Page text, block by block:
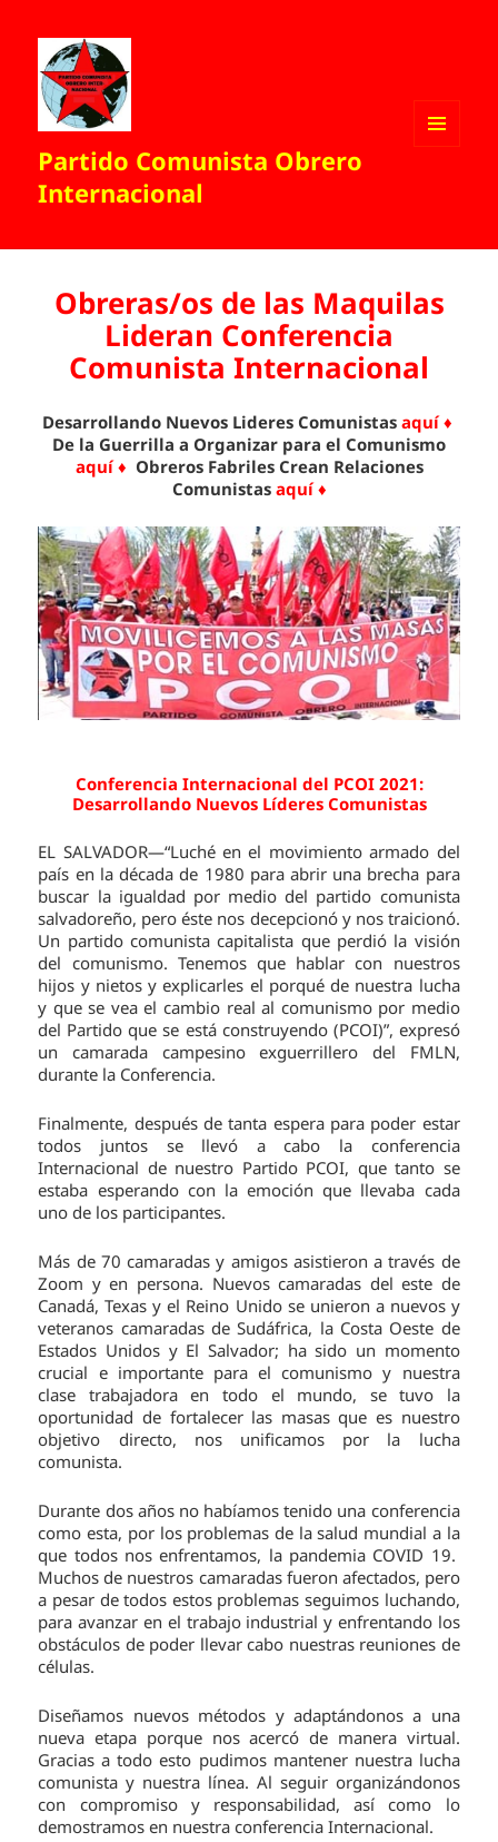
Partido Comunista Obrero
Internacional
Obreras/os de las Maquilas
Lideran Conferencia
Comunista Internacional
Desarrollando Nuevos Lideres Comunistas aquí ♦
De la Guerrilla a Organizar para el Comunismo
aquí ♦ Obreros Fabriles Crean Relaciones
Comunistas aquí ♦
Conferencia Internacional del PCOI 2021:
Desarrollando Nuevos Líderes Comunistas
EL SALVADOR—“Luché en el movimiento armado del
país en la década de 1980 para abrir una brecha para
buscar la igualdad por medio del partido comunista
salvadoreño, pero éste nos decepcionó y nos traicionó.
Un partido comunista capitalista que perdió la visión
del comunismo. Tenemos que hablar con nuestros
hijos y nietos y explicarles el porqué de nuestra lucha
y que se vea el cambio real al comunismo por medio
del Partido que se está construyendo (PCOI)”, expresó
un camarada campesino exguerrillero del FMLN,
durante la Conferencia.
Finalmente, después de tanta espera para poder estar
todos juntos se llevó a cabo la conferencia
Internacional de nuestro Partido PCOI, que tanto se
estaba esperando con la emoción que llevaba cada
uno de los participantes.
Más de 70 camaradas y amigos asistieron a través de
Zoom y en persona. Nuevos camaradas del este de
Canadá, Texas y el Reino Unido se unieron a nuevos y
veteranos camaradas de Sudáfrica, la Costa Oeste de
Estados Unidos y El Salvador; ha sido un momento
crucial e importante para el comunismo y nuestra
clase trabajadora en todo el mundo, se tuvo la
oportunidad de fortalecer las masas que es nuestro
objetivo directo, nos unificamos por la lucha
comunista.
Durante dos años no habíamos tenido una conferencia
como esta, por los problemas de la salud mundial a la
que todos nos enfrentamos, la pandemia COVID 19.
Muchos de nuestros camaradas fueron afectados, pero
a pesar de todos estos problemas seguimos luchando,
para avanzar en el trabajo industrial y enfrentando los
obstáculos de poder llevar cabo nuestras reuniones de
células.
Diseñamos nuevos métodos y adaptándonos a una
nueva etapa porque nos acercó de manera virtual.
Gracias a todo esto pudimos mantener nuestra lucha
comunista y nuestra línea. Al seguir organizándonos
con compromiso y responsabilidad, así como lo
demostramos en nuestra conferencia Internacional.